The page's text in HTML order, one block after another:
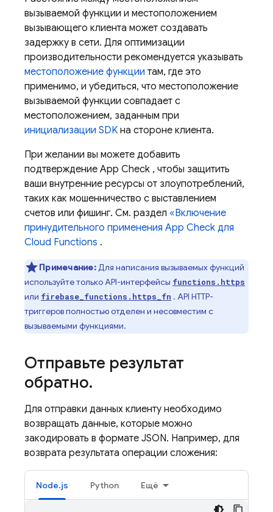
вызываемой функции и местоположением
вызывающего клиента может создавать
задержку в сети. Для оптимизации
производительности рекомендуется указывать
местоположение функции там, где это
применимо, и убедиться, что местоположение
вызываемой функции совпадает с
местоположением, заданным при
инициализации SDK на стороне клиента.
При желании вы можете добавить
подтверждение App Check , чтобы защитить
ваши внутренние ресурсы от злоупотреблений,
таких как мошенничество с выставлением
счетов или фишинг. См. раздел «Включение
принудительного применения App Check для
Cloud Functions .
Примечание:Для написания вызываемых функций
используйте только API-интерфейсы functions.https
или firebase_functions.https_fn . API HTTP-
триггеров полностью отделен и несовместим с
вызываемыми функциями.
Отправьте результат
обратно.
Для отправки данных клиенту необходимо
возвращать данные, которые можно
закодировать в формате JSON. Например, для
возврата результата операции сложения:
Node.js Python Ещё